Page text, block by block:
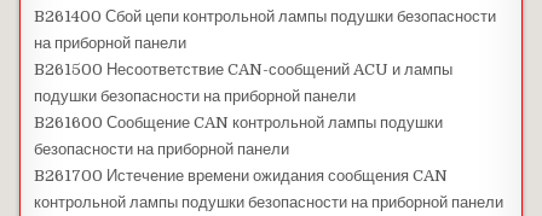
B261400 Сбой цепи контрольной лампы подушки безопасности
на приборной панели
B261500 Несоответствие CAN-сообщений ACU и лампы
подушки безопасности на приборной панели
B261600 Сообщение CAN контрольной лампы подушки
безопасности на приборной панели
B261700 Истечение времени ожидания сообщения CAN
контрольной лампы подушки безопасности на приборной панели